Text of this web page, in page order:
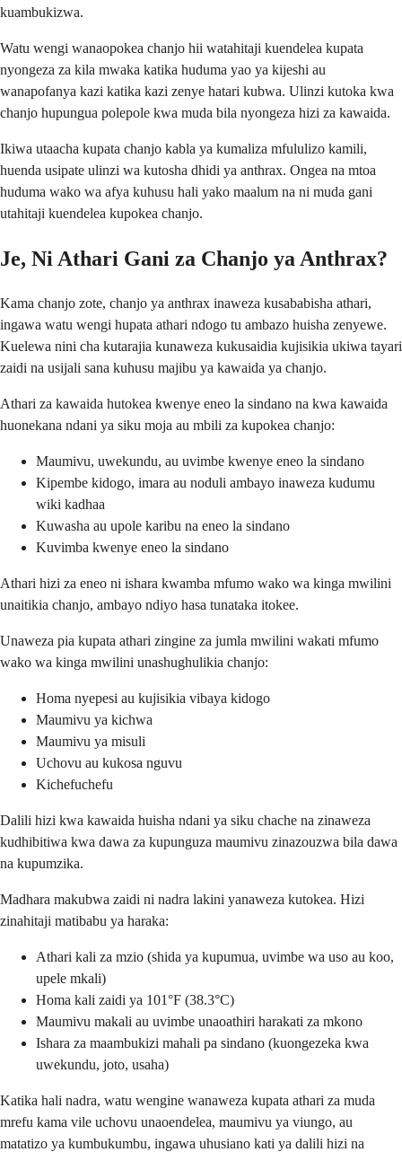
kuambukizwa.
Watu wengi wanaopokea chanjo hii watahitaji kuendelea kupata
nyongeza za kila mwaka katika huduma yao ya kijeshi au
wanapofanya kazi katika kazi zenye hatari kubwa. Ulinzi kutoka kwa
chanjo hupungua polepole kwa muda bila nyongeza hizi za kawaida.
Ikiwa utaacha kupata chanjo kabla ya kumaliza mfululizo kamili,
huenda usipate ulinzi wa kutosha dhidi ya anthrax. Ongea na mtoa
huduma wako wa afya kuhusu hali yako maalum na ni muda gani
utahitaji kuendelea kupokea chanjo.
Je, Ni Athari Gani za Chanjo ya Anthrax?
Kama chanjo zote, chanjo ya anthrax inaweza kusababisha athari,
ingawa watu wengi hupata athari ndogo tu ambazo huisha zenyewe.
Kuelewa nini cha kutarajia kunaweza kukusaidia kujisikia ukiwa tayari
zaidi na usijali sana kuhusu majibu ya kawaida ya chanjo.
Athari za kawaida hutokea kwenye eneo la sindano na kwa kawaida
huonekana ndani ya siku moja au mbili za kupokea chanjo:
Maumivu, uwekundu, au uvimbe kwenye eneo la sindano
Kipembe kidogo, imara au noduli ambayo inaweza kudumu
wiki kadhaa
Kuwasha au upole karibu na eneo la sindano
Kuvimba kwenye eneo la sindano
Athari hizi za eneo ni ishara kwamba mfumo wako wa kinga mwilini
unaitikia chanjo, ambayo ndiyo hasa tunataka itokee.
Unaweza pia kupata athari zingine za jumla mwilini wakati mfumo
wako wa kinga mwilini unashughulikia chanjo:
Homa nyepesi au kujisikia vibaya kidogo
Maumivu ya kichwa
Maumivu ya misuli
Uchovu au kukosa nguvu
Kichefuchefu
Dalili hizi kwa kawaida huisha ndani ya siku chache na zinaweza
kudhibitiwa kwa dawa za kupunguza maumivu zinazouzwa bila dawa
na kupumzika.
Madhara makubwa zaidi ni nadra lakini yanaweza kutokea. Hizi
zinahitaji matibabu ya haraka:
Athari kali za mzio (shida ya kupumua, uvimbe wa uso au koo,
upele mkali)
Homa kali zaidi ya 101°F (38.3°C)
Maumivu makali au uvimbe unaoathiri harakati za mkono
Ishara za maambukizi mahali pa sindano (kuongezeka kwa
uwekundu, joto, usaha)
Katika hali nadra, watu wengine wanaweza kupata athari za muda
mrefu kama vile uchovu unaoendelea, maumivu ya viungo, au
matatizo ya kumbukumbu, ingawa uhusiano kati ya dalili hizi na